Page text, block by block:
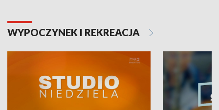
WYPOCZYNEK I REKREACJA